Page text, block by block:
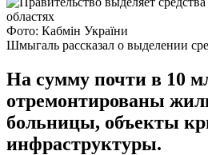
Фото: Кабмін України
Шмыгаль рассказал о выделении
На сумму почти в 10
отремонтированы
больницы, объекты
инфраструктуры.